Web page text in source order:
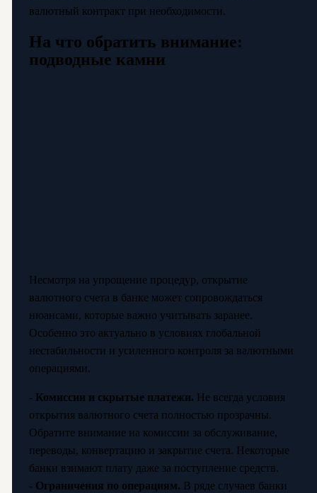
валютный контракт при необходимости.
На что обратить внимание:
подводные камни
Несмотря на упрощение процедур, открытие
валютного счета в банке может сопровождаться
нюансами, которые важно учитывать заранее.
Особенно это актуально в условиях глобальной
нестабильности и усиленного контроля за валютными
операциями.
- Комиссии и скрытые платежи. Не всегда условия
открытия валютного счета полностью прозрачны.
Обратите внимание на комиссии за обслуживание,
переводы, конвертацию и закрытие счета. Некоторые
банки взимают плату даже за поступление средств.
- Ограничения по операциям. В ряде случаев банки